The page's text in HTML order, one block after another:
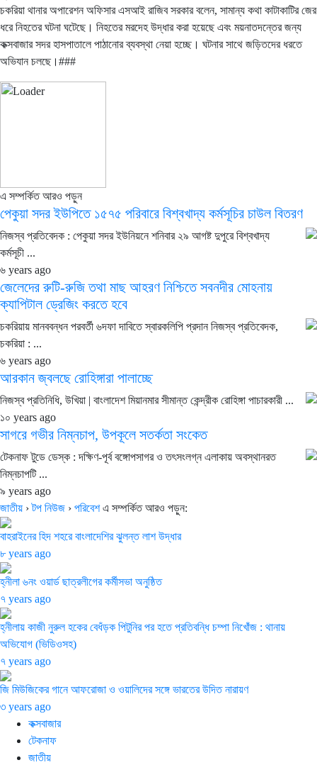
চকরিয়া থানার অপারেশন অফিসার এসআই রাজিব সরকার বলেন, সামান্য কথা কাটাকাটির জের
ধরে নিহতের ঘটনা ঘটেছে। নিহতের মরদেহ উদ্ধার করা হয়েছে এবং ময়নাতদন্তের জন্য
কক্সবাজার সদর হাসপাতালে পাঠানোর ব্যবস্থা নেয়া হচ্ছে। ঘটনার সাথে জড়িতদের ধরতে
অভিযান চলছে।###
এ সম্পর্কিত আরও পড়ুন
পেকুয়া সদর ইউপিতে ১৫৭৫ পরিবারে বিশ্বখাদ্য কর্মসূচির চাউল বিতরণ
নিজস্ব প্রতিবেদক : পেকুয়া সদর ইউনিয়নে শনিবার ২৯ আগষ্ট দুপুরে বিশ্বখাদ্য
কর্মসূচী ...
৬ years ago
জেলেদের রুটি-রুজি তথা মাছ আহরণ নিশ্চিতে সবনদীর মোহনায়
ক্যাপিটাল ড্রেজিং করতে হবে
চকরিয়ায় মানববন্ধন পরবর্তী ৬দফা দাবিতে স্বারকলিপি প্রদান নিজস্ব প্রতিবেদক,
চকরিয়া : ...
৬ years ago
আরকান জ্বলছে রোহিঙ্গারা পালাচ্ছে
নিজস্ব প্রতিনিধি, উখিয়া | বাংলাদেশ মিয়ানমার সীমান্ত কেন্দ্রীক রোহিঙ্গা পাচারকারী ...
১০ years ago
সাগরে গভীর নিম্নচাপ, উপকূলে সতর্কতা সংকেত
টেকনাফ টুডে ডেস্ক : দক্ষিণ-পূর্ব বঙ্গোপসাগর ও তৎসংলগ্ন এলাকায় অবস্থানরত
নিম্নচাপটি ...
৯ years ago
জাতীয় ›টপ নিউজ › পরিবেশএ সম্পর্কিত আরও পড়ুন:
বাহরাইনের হিদ শহরে বাংলাদেশির ঝুলন্ত লাশ উদ্ধার
৮ years ago
হ্নীলা ৬নং ওয়ার্ড ছাত্রলীগের কর্মীসভা অনুষ্ঠিত
৭ years ago
হ্নীলায় কাজী নুরুল হকের বেধঁড়ক পিটুনির পর হতে প্রতিবন্ধি চম্পা নিখোঁজ : থানায়
অভিযোগ (ভিডিওসহ)
৭ years ago
জি মিউজিকের গানে আফরোজা ও ওয়ালিদের সঙ্গে ভারতের উদিত নারায়ণ
৩ years ago
কক্সবাজার
টেকনাফ
জাতীয়